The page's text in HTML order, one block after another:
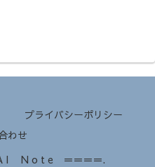
プライバシーポリシー
わせ
I N o t e ＝＝＝＝.